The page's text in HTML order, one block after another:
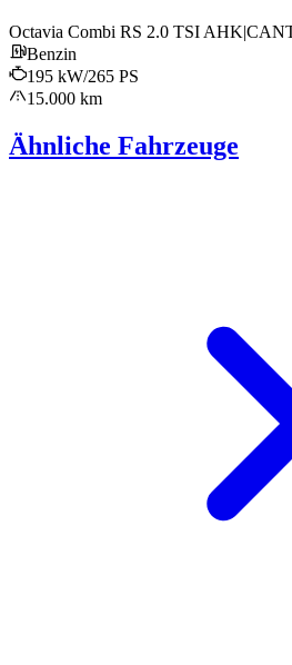
Octavia Combi RS 2.0 TSI
Benzin
195 kW/265 PS
15.000 km
Ähnliche Fahrzeuge